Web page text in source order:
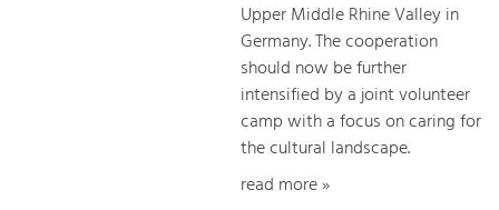
Upper Middle Rhine Valley in
Germany. The cooperation
should now be further
intensified by a joint volunteer
camp with a focus on caring for
the cultural landscape.
read more »